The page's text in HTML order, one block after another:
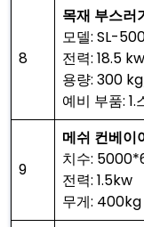
8
목재 부스러
모델: SL-
전력: 18.5 kw
용량: 300
예비 부품:
9
메쉬 컨베이
치수:
전력: 1.5kw
무게: 400kg